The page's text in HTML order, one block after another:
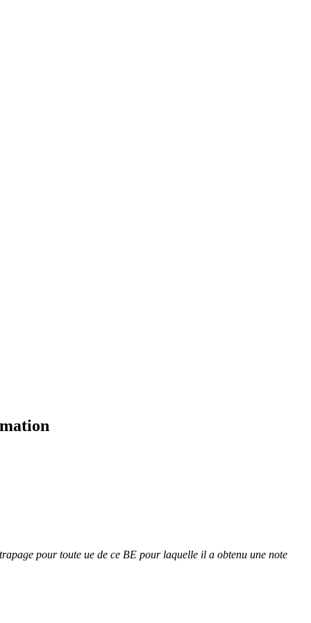
pour toute ue de ce BE pour laquelle il a obtenu une note